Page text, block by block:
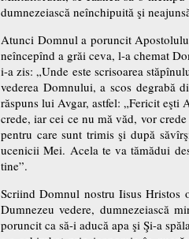
dumnezeiască neînchipuită şi
Atunci Domnul a poruncit
neîncepînd a grăi ceva, l-a chemat
i-a zis: „Unde este scrisoarea
vederea Domnului, a scos degrabă
răspuns lui Avgar, astfel: „Fericit eşti
crede, iar cei ce nu mă văd, vor
pentru care sunt trimis şi după
ucenicii Mei. Acela te va tămădui
tine”.
Scriind Domnul nostru Iisus Hristos
Dumnezeu vedere, dumnezeiască
poruncit ca să-i aducă apa şi Şi-a